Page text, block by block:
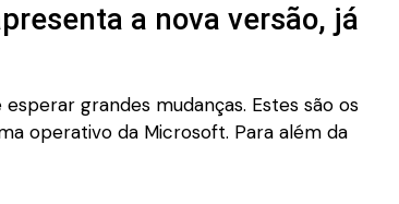
a nova versão, já
grandes mudanças. Estes são os
operativo da Microsoft. Para além da